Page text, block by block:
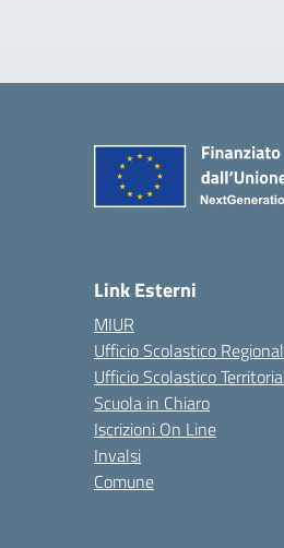
Link Esterni
MIUR
Ufficio Scolastico
Ufficio Scolastico
Scuola in Chiaro
Iscrizioni On Line
Invalsi
Comune